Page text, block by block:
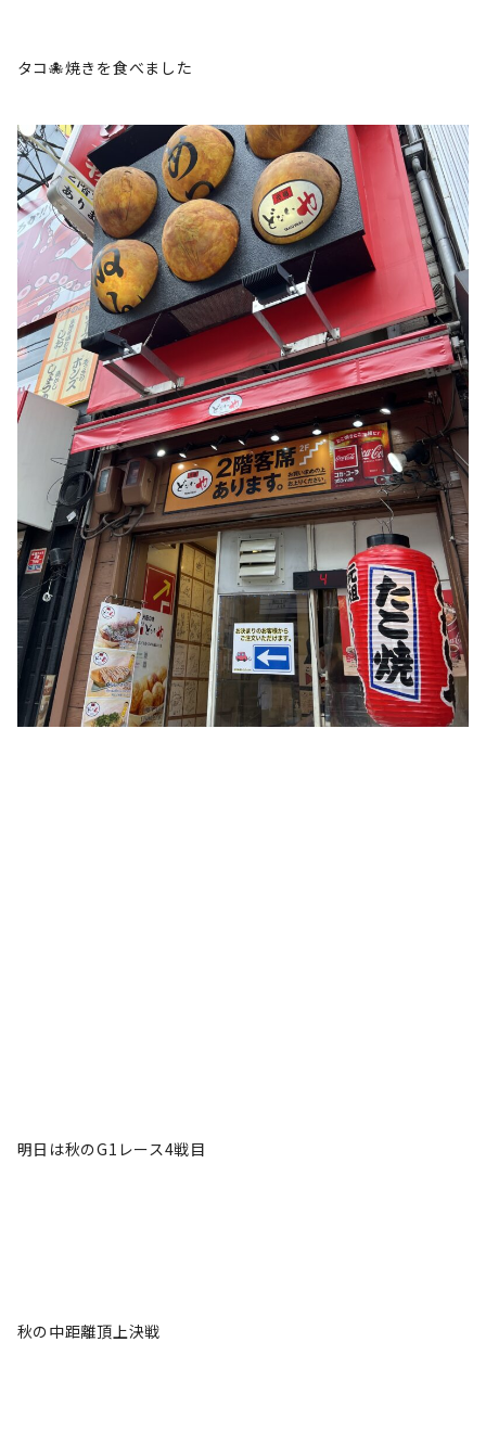
タコ🐙焼きを食べました
明日は秋のG1レース4戦目
秋の中距離頂上決戦